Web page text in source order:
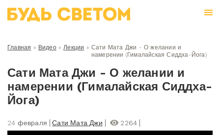
Главная » Видео» Лекции » Сати Мата Джи - О желании и
намерении (Гималайская Сиддха-Йога)
Сати Мата Джи - О желании и
намерении (Гималайская Сиддха-
Йога)
24 февраля Сати Мата Джи 2264